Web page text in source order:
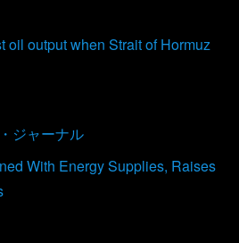
oil output when Strait of Hormuz
ジャーナル
With Energy Supplies, Raises